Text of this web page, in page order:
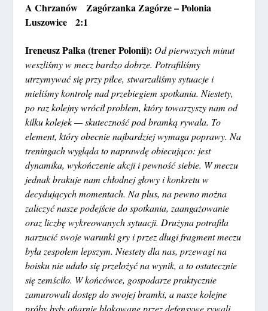
A Chrzanów Zagórzanka Zagórze – Polonia
Luszowice 2:1
Ireneusz Palka (trener Polonii): Od pierwszych minut
weszliśmy w mecz bardzo dobrze. Potrafiliśmy
utrzymywać się przy piłce, stwarzaliśmy sytuacje i
mieliśmy kontrolę nad przebiegiem spotkania. Niestety,
po raz kolejny wrócił problem, który towarzyszy nam od
kilku kolejek — skuteczność pod bramką rywala. To
element, który obecnie najbardziej wymaga poprawy. Na
treningach wygląda to naprawdę obiecująco: jest
dynamika, wykończenie akcji i pewność siebie. W meczu
jednak brakuje nam chłodnej głowy i konkretu w
decydujących momentach. Na plus, na pewno można
zaliczyć nasze podejście do spotkania, zaangażowanie
oraz liczbę wykreowanych sytuacji. Drużyna potrafiła
narzucić swoje warunki gry i przez długi fragment meczu
była zespołem lepszym. Niestety dla nas, przewagi na
boisku nie udało się przełożyć na wynik, a to ostatecznie
się zemściło. W końcówce, gospodarze praktycznie
zamurowali dostęp do swojej bramki, a nasze kolejne
próby były ofiarnie blokowane przez defensywę rywali.